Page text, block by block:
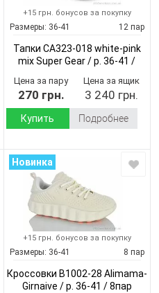
+15 грн. бонусов за покупку
Размеры: 36-41 12 пар
Тапки CA323-018 white-pink
mix Super Gear / p. 36-41 /
Цена за пару
270 грн.
Цена за ящик
3 240 грн.
Купить Подробнее
Новинка
+15 грн. бонусов за покупку
Размеры: 36-41 8 пар
Кроссовки B1002-28 Alimama-
Girnaive / p. 36-41 / 8пар